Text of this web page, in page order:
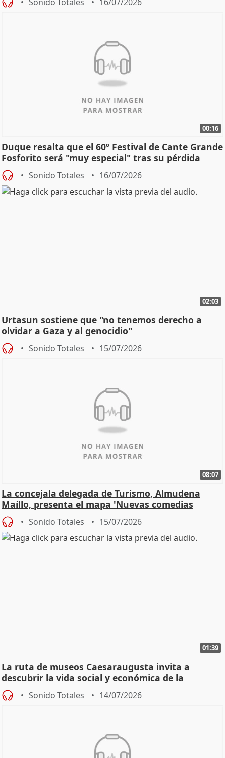
00:16
Duque resalta que el 60º Festival de Cante Grande
Fosforito será "muy especial" tras su pérdida
Sonido Totales 16/07/2026
02:03
Urtasun sostiene que "no tenemos derecho a
olvidar a Gaza y al genocidio"
Sonido Totales 15/07/2026
08:07
La concejala delegada de Turismo, Almudena
Maíllo, presenta el mapa 'Nuevas comedias
madrileñas'
Sonido Totales 15/07/2026
01:39
La ruta de museos Caesaraugusta invita a
descubrir la vida social y económica de la
Zaragoza ro
Sonido Totales 14/07/2026